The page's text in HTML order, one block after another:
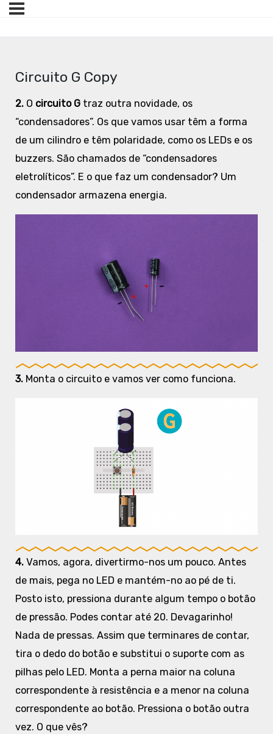
Circuito G Copy
2. O circuito G traz outra novidade, os
“condensadores”. Os que vamos usar têm a forma
de um cilindro e têm polaridade, como os LEDs e os
buzzers. São chamados de “condensadores
eletrolíticos”. E o que faz um condensador? Um
condensador armazena energia.
3. Monta o circuito e vamos ver como funciona.
4. Vamos, agora, divertirmo-nos um pouco. Antes
de mais, pega no LED e mantém-no ao pé de ti.
Posto isto, pressiona durante algum tempo o botão
de pressão. Podes contar até 20. Devagarinho!
Nada de pressas. Assim que terminares de contar,
tira o dedo do botão e substitui o suporte com as
pilhas pelo LED. Monta a perna maior na coluna
correspondente à resistência e a menor na coluna
correspondente ao botão. Pressiona o botão outra
vez. O que vês?